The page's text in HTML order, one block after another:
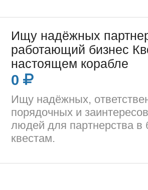
Ищу надёжных
работающий бизнес
настоящем корабле
0
Ищу надёжных,
порядочных и
людей для партнерства в
квестам.